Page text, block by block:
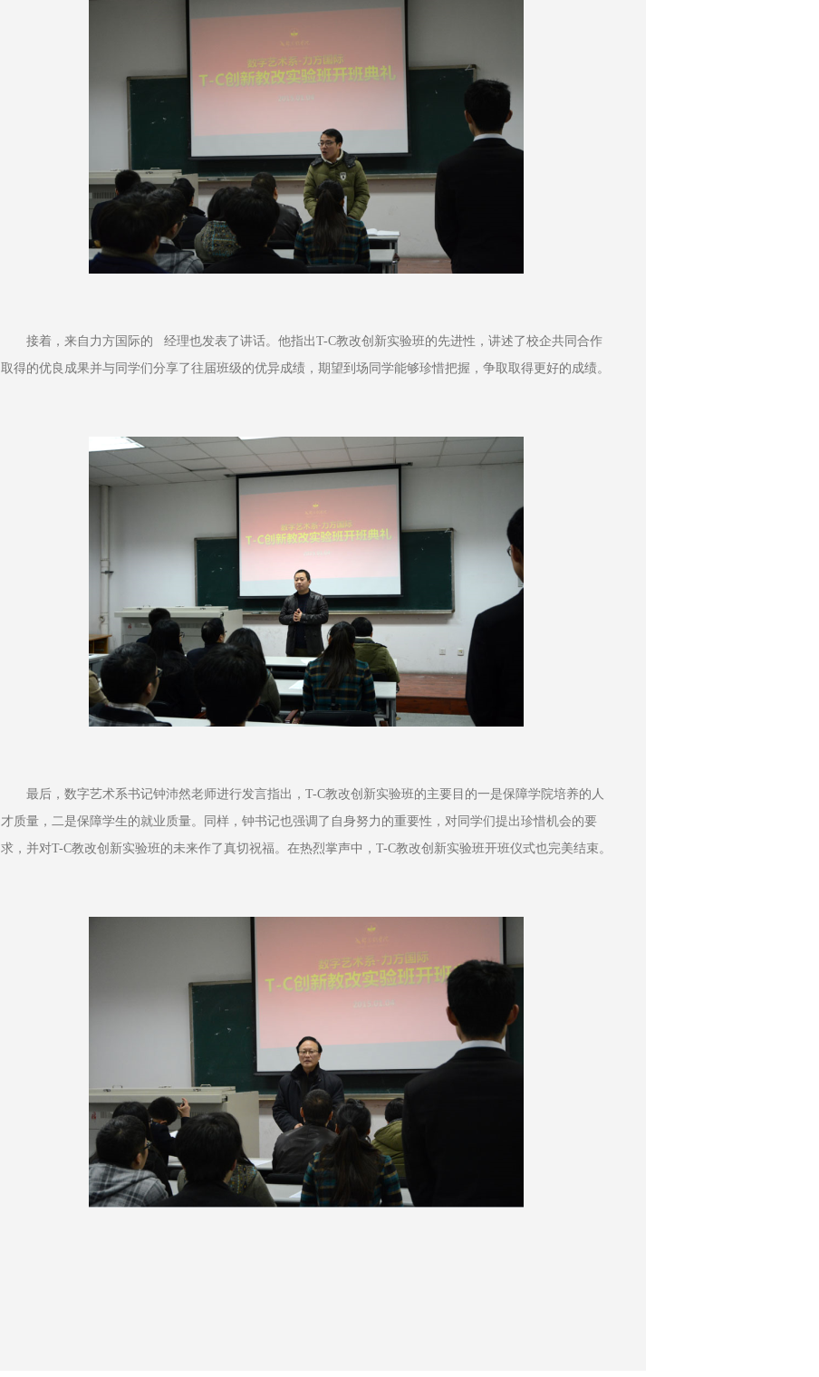
接着，来自力方国际的   经理也发表了讲话。他指出T-C教改创新实验班的先进性，讲述了校企共同合作
取得的优良成果并与同学们分享了往届班级的优异成绩，期望到场同学能够珍惜把握，争取取得更好的成绩。
最后，数字艺术系书记钟沛然老师进行发言指出，T-C教改创新实验班的主要目的一是保障学院培养的人
才质量，二是保障学生的就业质量。同样，钟书记也强调了自身努力的重要性，对同学们提出珍惜机会的要
求，并对T-C教改创新实验班的未来作了真切祝福。在热烈掌声中，T-C教改创新实验班开班仪式也完美结束。